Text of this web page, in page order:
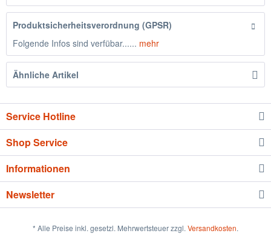
Produktsicherheitsverordnung (GPSR)
Folgende Infos sind verfübar...... mehr
Ähnliche Artikel
Service Hotline
Shop Service
Informationen
Newsletter
* Alle Preise inkl. gesetzl. Mehrwertsteuer zzgl. Versandkosten.